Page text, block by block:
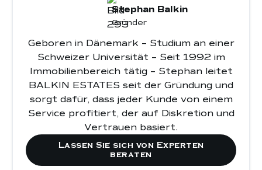
klare Preisgestaltung
kalkulierbare
Kosten
ein ausgewogenes Verhältnis
zwischen Gebühren und erbrachten
Leistungen
einer
klaren Dokumentation der Übergabe der
Verträge
der Kontinuität der
Dienstleistungen
lokalen behördlichen
den Erwartungen der Mieter
Ort
Ihr lokaler Vertreter in
Monaco
die
Einkommensstabilität die berufliche
Situation
unternehmens- oder persönliche
Bürgschaften
den Wohnsitz
die Stabilität der Mieteinnahmen
den Zustand der Immobilie
den
langfristigen Vermögenswert
Stephan Balkin
Gründer
Geboren in Dänemark – Studium an einer
Schweizer Universität – Seit 1992 im
Immobilienbereich tätig – Stephan leitet
BALKIN ESTATES seit der Gründung und
sorgt dafür, dass jeder Kunde von einem
Service profitiert, der auf Diskretion und
Vertrauen basiert.
Lassen Sie sich von Experten
beraten